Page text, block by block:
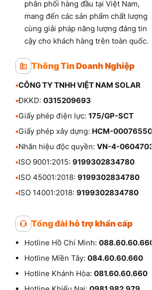
phân phối hàng đầu tại Việt Nam,
mang đến các sản phẩm chất lượng
cùng giải pháp năng lượng đáng tin
cậy cho khách hàng trên toàn quốc.
Thông Tin Doanh Nghiệp
•CÔNG TY TNHH VIỆT NAM SOLAR
•ĐKKD: 0315209693
•Giấy phép điện lực: 175/GP-SCT
•Giấy phép xây dựng: HCM-00076550
•Nhãn hiệu độc quyền: VN-4-0604703
•ISO 9001:2015: 9199302834780
•ISO 45001:2018: 9199302834780
•ISO 14001:2018: 9199302834780
Tổng đài hỗ trợ khẩn cấp
Hotline Hồ Chí Minh: 088.60.60.660
Hotline Miền Tây: 084.60.60.660
Hotline Khánh Hòa: 081.60.60.660